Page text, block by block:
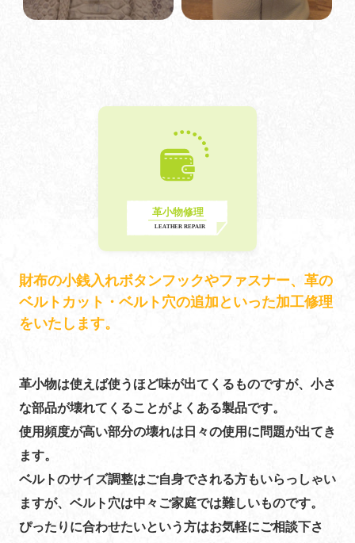
財布の小銭入れボタンフックやファスナー、革の
ベルトカット・ベルト穴の追加といった加工修理
をいたします。
革小物は使えば使うほど味が出てくるものですが、小さ
な部品が壊れてくることがよくある製品です。
使用頻度が高い部分の壊れは日々の使用に問題が出てき
ます。
ベルトのサイズ調整はご自身でされる方もいらっしゃい
ますが、ベルト穴は中々ご家庭では難しいものです。
ぴったりに合わせたいという方はお気軽にご相談下さ